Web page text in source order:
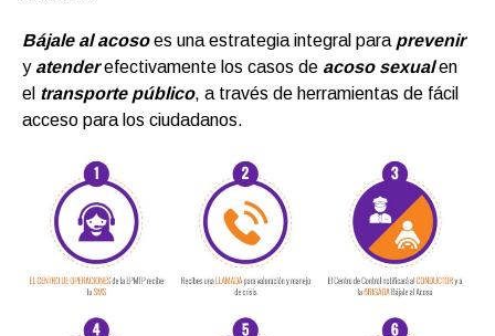
Bájale al acosoes una estrategia integral para prevenir
y atenderefectivamente los casos de acoso sexualen
el transporte público, a través de herramientas de fácil
acceso para los ciudadanos.